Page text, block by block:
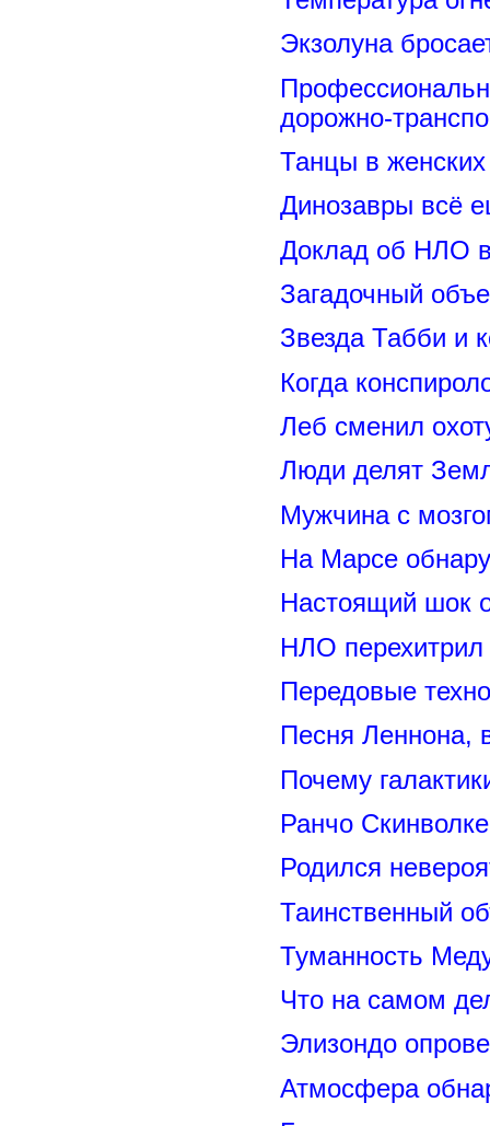
Экзолуна
дорожно-
Танцы в женских
Динозавры всё
Доклад об НЛО
Загадочный
Звезда Табби и
Когда
Леб сменил
Люди делят
Мужчина с
На Марсе
Настоящий шок
НЛО перехитрил
Передовые
Песня Леннона,
Почему
Ранчо
Родился
Таинственный
Туманность
Что на самом
Элизондо
Атмосфера